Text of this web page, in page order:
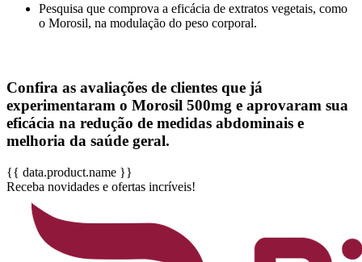
Pesquisa que comprova a eficácia de extratos vegetais, como
o Morosil, na modulação do peso corporal.
Confira as avaliações de clientes que já
experimentaram o Morosil 500mg e aprovaram sua
eficácia na redução de medidas abdominais e
melhoria da saúde geral.
{{ data.product.name }}
Receba novidades e ofertas incríveis!